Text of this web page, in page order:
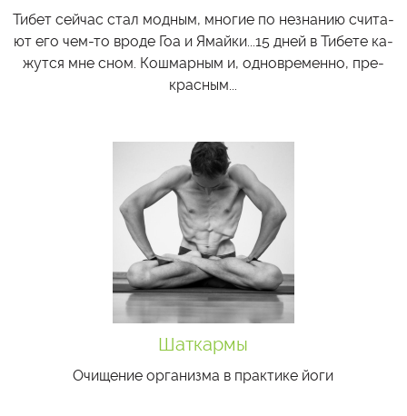
Ти­бет сей­час стал мод­ным, мно­гие по незна­нию счи­та­
ют его чем-то вро­де Гоа и Ямай­ки...15 дней в Ти­бе­те ка­
жут­ся мне сном. Кош­мар­ным и, од­новре­мен­но, пре­
крас­ным...
Шаткармы
Очищение организма в практике йоги